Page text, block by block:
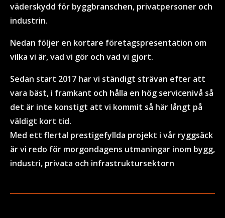
väderskydd för byggbranschen, privatpersoner och
industrin.
Nedan följer en kortare företagspresentation om
vilka vi är, vad vi gör och vad vi gjort.
Sedan start 2017 har vi ständigt strävan efter att
vara bäst, i framkant och hålla en hög servicenivå så
det är inte konstigt att vi kommit så här långt på
väldigt kort tid.
Med ett flertal prestigefyllda projekt i vår ryggsäck
är vi redo för morgondagens utmaningar inom bygg,
industri, privata och infrastruktursektorn